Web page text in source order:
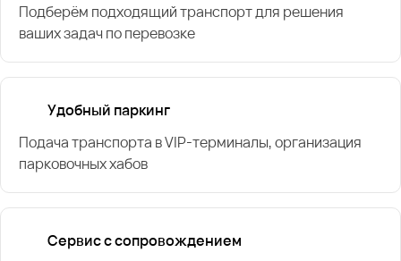
Подберём подходящий транспорт для решения
ваших задач по перевозке
Удобный паркинг
Подача транспорта в VIP-терминалы, организация
парковочных хабов
Сервис с сопровождением